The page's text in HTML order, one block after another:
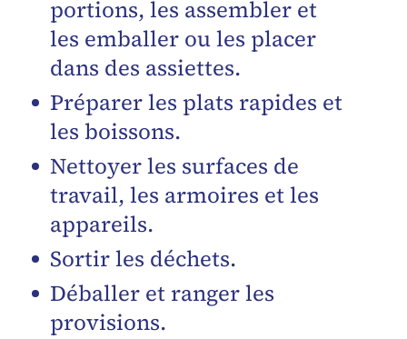
portions, les assembler et
les emballer ou les placer
dans des assiettes.
Préparer les plats rapides et
les boissons.
Nettoyer les surfaces de
travail, les armoires et les
appareils.
Sortir les déchets.
Déballer et ranger les
provisions.